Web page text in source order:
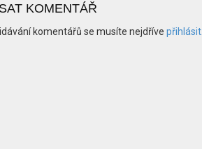
KOMENTÁŘ
komentářů se musíte nejdříve přihlásit.